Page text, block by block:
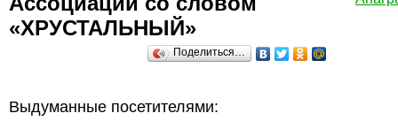
«ХРУСТАЛЬНЫЙ»
Поделиться…
Выдуманные посетителями: